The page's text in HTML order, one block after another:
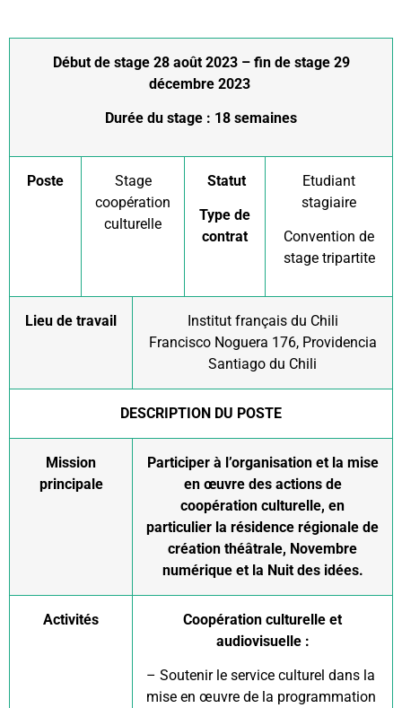
Début de stage 28 août 2023 – fin de stage 29
décembre 2023
Durée du stage : 18 semaines
Poste
Stage
coopération
culturelle
Statut
Type de
contrat
Etudiant
stagiaire
Convention de
stage tripartite
Lieu de travail
Institut français du Chili
Francisco Noguera 176, Providencia
Santiago du Chili
DESCRIPTION DU POSTE
Mission
principale
Participer à l’organisation et la mise
en œuvre des actions de
coopération culturelle, en
particulier la résidence régionale de
création théâtrale, Novembre
numérique et la Nuit des idées.
Activités
Coopération culturelle et
audiovisuelle :
– Soutenir le service culturel dans la
mise en œuvre de la programmation